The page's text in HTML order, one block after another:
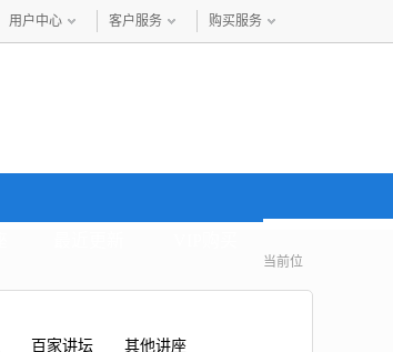
用户中心 客户服务 购买服务
当前位
百家讲坛 其他讲座